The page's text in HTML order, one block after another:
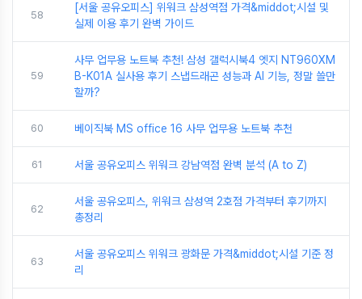
58
[서울 공유오피스] 위워크 삼성역점 가격&middot;시설 및
실제 이용 후기 완벽 가이드
59
사무 업무용 노트북 추천! 삼성 갤럭시북4 엣지 NT960XM
B-K01A 실사용 후기 스냅드래곤 성능과 AI 기능, 정말 쓸만
할까?
60 베이직북 MS office 16 사무 업무용 노트북 추천
61 서울 공유오피스 위워크 강남역점 완벽 분석 (A to Z)
62
서울 공유오피스, 위워크 삼성역 2호점 가격부터 후기까지
총정리
63
서울 공유오피스 위워크 광화문 가격&middot;시설 기준 정
리